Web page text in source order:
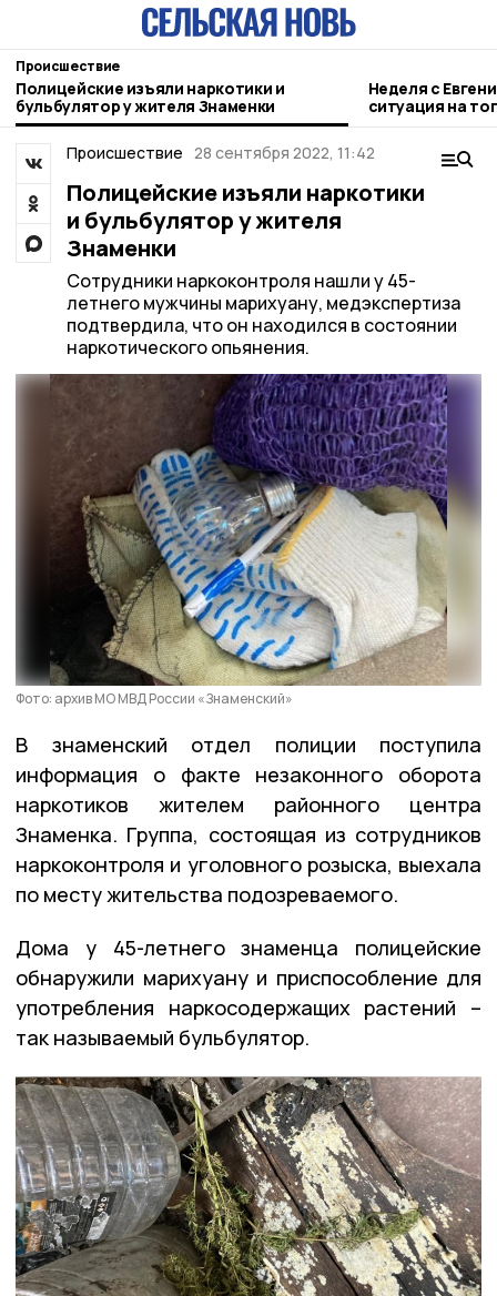
Происшествие
Полицейские изъяли наркотики и
бульбулятор у жителя Знаменки
Неделя с
ситуация на
городе и
Происшествие 28 сентября 2022, 11:42
Полицейские изъяли наркотики
и бульбулятор у жителя
Знаменки
Сотрудники наркоконтроля нашли у 45-
летнего мужчины марихуану, медэкспертиза
подтвердила, что он находился в состоянии
наркотического опьянения.
Фото: архив МО МВД России «Знаменский»
В знаменский отдел полиции поступила
информация о факте незаконного оборота
наркотиков жителем районного центра
Знаменка. Группа, состоящая из сотрудников
наркоконтроля и уголовного розыска, выехала
по месту жительства подозреваемого.
Дома у 45-летнего знаменца полицейские
обнаружили марихуану и приспособление для
употребления наркосодержащих растений –
так называемый бульбулятор.